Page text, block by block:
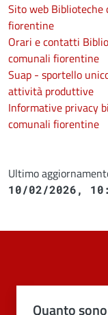
Sito web Biblioteche
fiorentine
Orari e contatti
comunali fiorentine
Suap - sportello
attività produttive
Informative privacy
comunali fiorentine
Ultimo
10/02/2026,
Quanto